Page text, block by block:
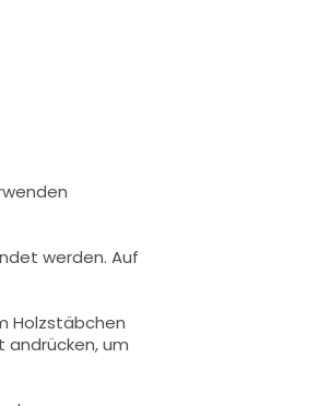
werden. Auf
Holzstäbchen
andrücken, um